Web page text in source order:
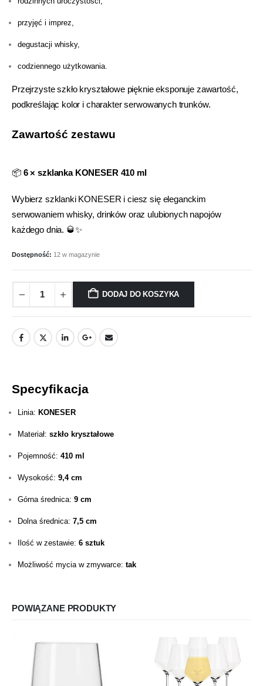
przyjęć i imprez,
degustacji whisky,
codziennego użytkowania.
Przejrzyste szkło kryształowe pięknie eksponuje zawartość,
podkreślając kolor i charakter serwowanych trunków.
Zawartość zestawu
📦 6 × szklanka KONESER 410 ml
Wybierz szklanki KONESER i ciesz się eleganckim
serwowaniem whisky, drinków oraz ulubionych napojów
każdego dnia. 🥃✨
Dostępność: 12 w magazynie
DODAJ DO KOSZYKA
Specyfikacja
Linia: KONESER
Materiał: szkło kryształowe
Pojemność: 410 ml
Wysokość: 9,4 cm
Górna średnica: 9 cm
Dolna średnica: 7,5 cm
Ilość w zestawie: 6 sztuk
Możliwość mycia w zmywarce: tak
POWIĄZANE PRODUKTY